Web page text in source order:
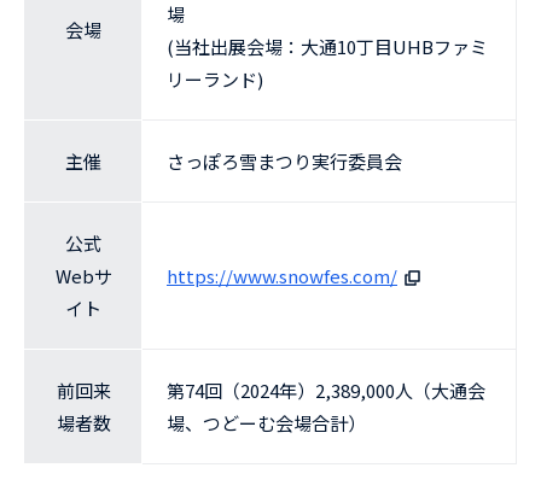
会場
場
(当社出展会場：大通10丁目UHBファミ
リーランド)
主催 さっぽろ雪まつり実行委員会
公式
Webサ
イト
https://www.snowfes.com/
前回来
場者数
第74回（2024年）2,389,000人（大通会
場、つどーむ会場合計）